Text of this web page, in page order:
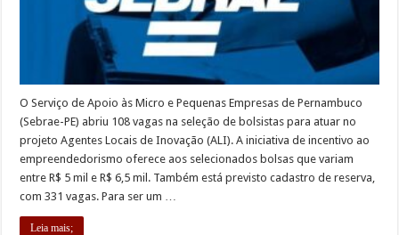
O Serviço de Apoio às Micro e Pequenas Empresas de Pernambuco
(Sebrae-PE) abriu 108 vagas na seleção de bolsistas para atuar no
projeto Agentes Locais de Inovação (ALI). A iniciativa de incentivo ao
empreendedorismo oferece aos selecionados bolsas que variam
entre R$ 5 mil e R$ 6,5 mil. Também está previsto cadastro de reserva,
com 331 vagas. Para ser um …
Leia mais;